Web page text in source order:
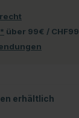
über 99€ / CHF99
erhältlich